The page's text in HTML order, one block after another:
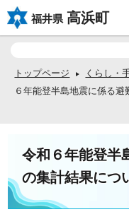
福井県 高浜町
トップページ くらし・
６年能登半島地震に係る
令和６年能登半
の集計結果につ